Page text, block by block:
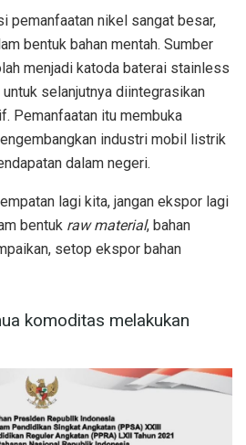
pemanfaatan nikel sangat besar,
bentuk bahan mentah. Sumber
menjadi katoda baterai stainless
selanjutnya diintegrasikan
Pemanfaatan itu membuka
industri mobil listrik
dalam negeri.
lagi kita, jangan ekspor lagi
bentuk raw material, bahan
setop ekspor bahan
komoditas melakukan